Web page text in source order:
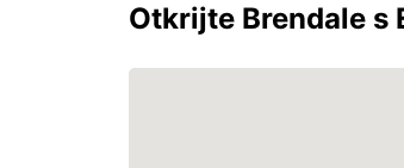
Otkrijte Brendale s